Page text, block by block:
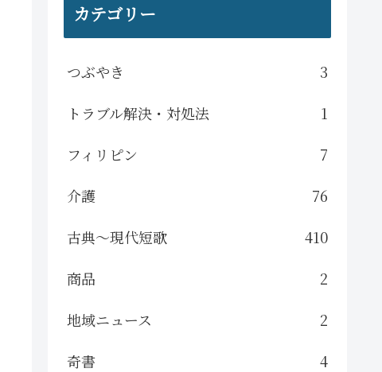
カテゴリー
つぶやき
3
トラブル解決・対処法
1
フィリピン
7
介護
76
古典～現代短歌
410
商品
2
地域ニュース
2
奇書
4